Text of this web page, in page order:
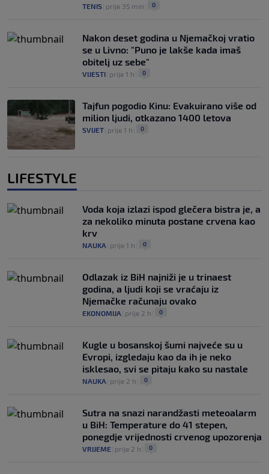
TENIS prije 35 min 0
Nakon deset godina u Njemačkoj vratio
se u Livno: "Puno je lakše kada imaš
obitelj uz sebe"
VIJESTI prije 1 h 0
Tajfun pogodio Kinu: Evakuirano više od
milion ljudi, otkazano 1400 letova
SVIJET prije 1 h 0
LIFESTYLE
Voda koja izlazi ispod glečera bistra je, a
za nekoliko minuta postane crvena kao
krv
NAUKA prije 1 h 0
Odlazak iz BiH najniži je u trinaest
godina, a ljudi koji se vraćaju iz
Njemačke računaju ovako
EKONOMIJA prije 2 h 0
Kugle u bosanskoj šumi najveće su u
Evropi, izgledaju kao da ih je neko
isklesao, svi se pitaju kako su nastale
NAUKA prije 2 h 0
Sutra na snazi narandžasti meteoalarm
u BiH: Temperature do 41 stepen,
ponegdje vrijednosti crvenog upozorenja
VRIJEME prije 2 h 0